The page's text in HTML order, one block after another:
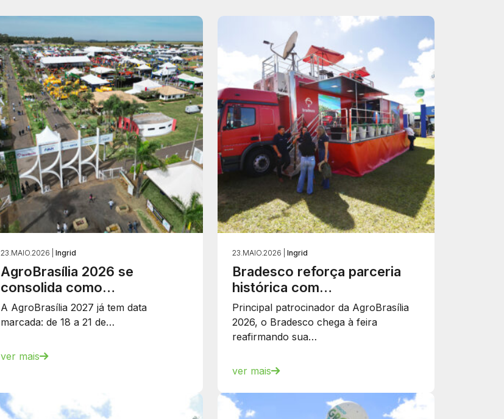
23.MAIO.2026 | Ingrid
AgroBrasília 2026 se
consolida como…
A AgroBrasília 2027 já tem data
marcada: de 18 a 21 de…
ver mais
23.MAIO.2026 | Ingrid
Bradesco reforça parceria
histórica com…
Principal patrocinador da AgroBrasília
2026, o Bradesco chega à feira
reafirmando sua…
ver mais